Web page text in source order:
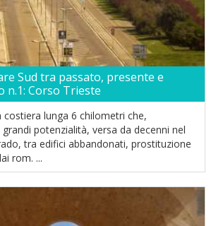
Sud tra passato, presente e
n.1: Corso Trieste
costiera lunga 6 chilometri che,
potenzialità, versa da decenni nel
tra edifici abbandonati, prostituzione
rom. ...